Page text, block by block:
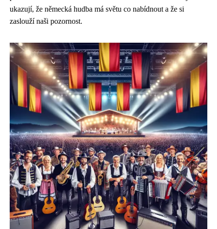
ukazují, že německá hudba má světu co nabídnout a že si
zaslouží naši pozornost.